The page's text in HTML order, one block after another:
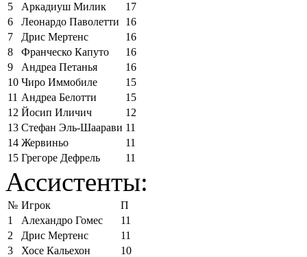
5
Аркадиуш Милик
17
6
Леонардо Паволетти
16
7
Дрис Мертенс
16
8
Франческо Капуто
16
9
Андреа Петанья
16
10 Чиро Иммобиле
15
11 Андреа Белотти
15
12 Йосип Иличич
12
13 Стефан Эль-Шаарави 11
14 Жервиньо
11
15 Грегоре Дефрель 11
Ассистенты:
№ Игрок
П
1
Алехандро Гомес
11
2
Дрис Мертенс
11
3
Хосе Кальехон
10